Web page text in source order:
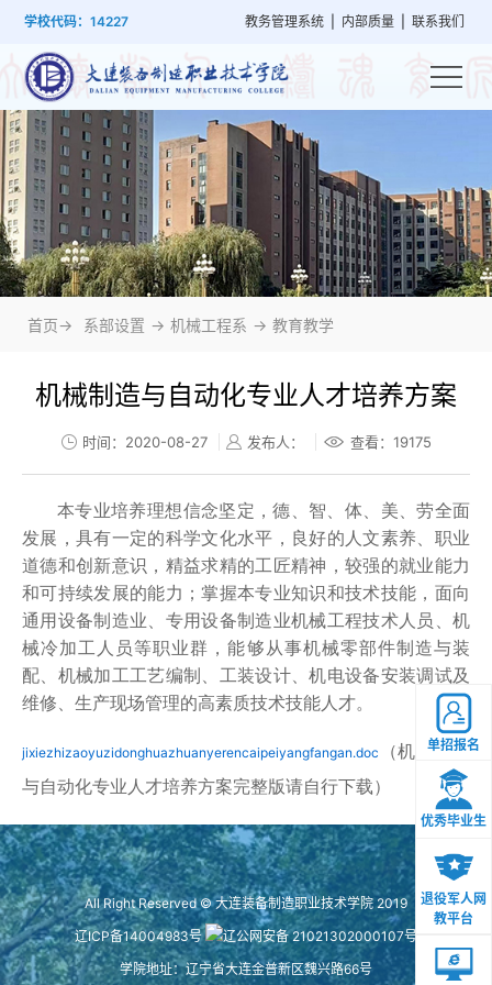
学校代码：14227 教务管理系统 内部质量 联系我们
概
况
建
设
管
理
设
置
工
作
就
业
培
训
首页-> 系部设置 -> 机械工程系 -> 教育教学
机械制造与自动化专业人才培养方案
时间：2020-08-27 发布人： 查看： 19175
本专业培养理想信念坚定，德、智、体、美、劳全面
发展，具有一定的科学文化水平，良好的人文素养、职业
道德和创新意识，精益求精的工匠精神，较强的就业能力
和可持续发展的能力；掌握本专业知识和技术技能，面向
通用设备制造业、专用设备制造业机械工程技术人员、机
械冷加工人员等职业群，能够从事机械零部件制造与装
配、机械加工工艺编制、工装设计、机电设备安装调试及
维修、生产现场管理的高素质技术技能人才。
jixiezhizaoyuzidonghuazhuanyerencaipeiyangfangan.doc
（机械制造
与自动化专业人才培养方案完整版请自行下载）
单招报名
优秀毕业生
退役军人网
教平台
All Right Reserved © 大连装备制造职业技术学院 2019
辽ICP备14004983号
辽公网安备 21021302000107号
学院地址：辽宁省大连金普新区魏兴路66号